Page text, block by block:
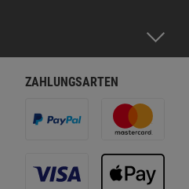
ZAHLUNGSARTEN